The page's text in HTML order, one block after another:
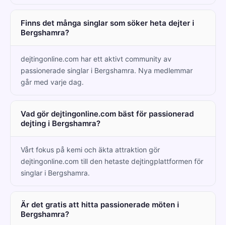
Finns det många singlar som söker heta dejter i
Bergshamra?
dejtingonline.com har ett aktivt community av
passionerade singlar i Bergshamra. Nya medlemmar
går med varje dag.
Vad gör dejtingonline.com bäst för passionerad
dejting i Bergshamra?
Vårt fokus på kemi och äkta attraktion gör
dejtingonline.com till den hetaste dejtingplattformen för
singlar i Bergshamra.
Är det gratis att hitta passionerade möten i
Bergshamra?